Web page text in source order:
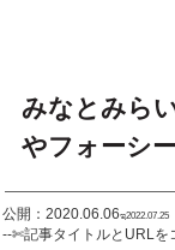
みなとみら
やフォーシ
公開：2020.06.06ಇ2022.07.25
--✄記事タイトルとURL